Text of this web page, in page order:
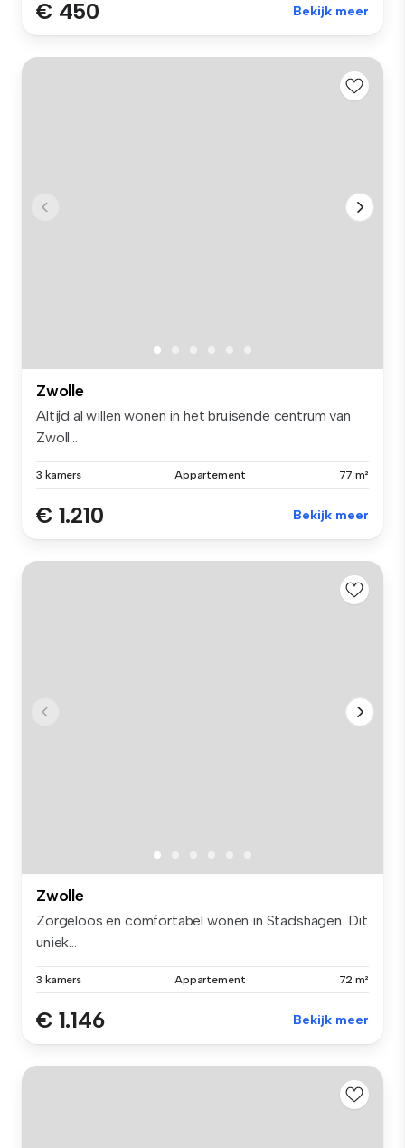
€ 450 Bekijk meer
Zwolle
Altijd al willen wonen in het bruisende centrum van
Zwoll...
3 kamers Appartement 77 m²
€ 1.210 Bekijk meer
Zwolle
Zorgeloos en comfortabel wonen in Stadshagen. Dit
uniek...
3 kamers Appartement 72 m²
€ 1.146 Bekijk meer